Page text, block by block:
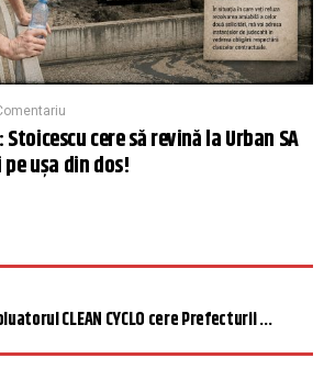
cere să revină la Urban SA
ușa din dos!
CLEAN CYCLO cere Prefecturii ...